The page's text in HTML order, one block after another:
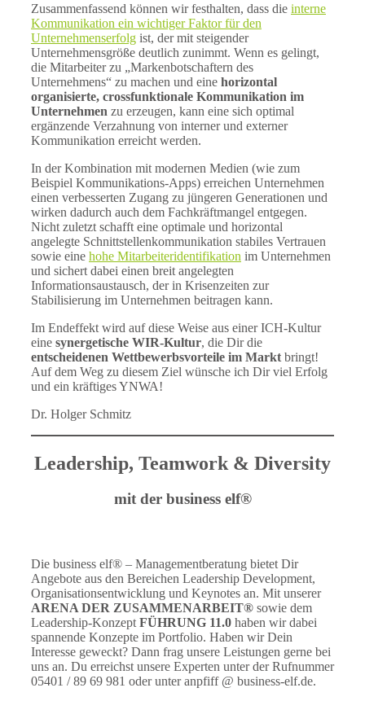
Zusammenfassend können wir festhalten, dass die interne
Kommunikation ein wichtiger Faktor für den
Unternehmenserfolg ist, der mit steigender
Unternehmensgröße deutlich zunimmt. Wenn es gelingt,
die Mitarbeiter zu „Markenbotschaftern des
Unternehmens“ zu machen und eine horizontal
organisierte, crossfunktionale Kommunikation im
Unternehmen zu erzeugen, kann eine sich optimal
ergänzende Verzahnung von interner und externer
Kommunikation erreicht werden.
In der Kombination mit modernen Medien (wie zum
Beispiel Kommunikations-Apps) erreichen Unternehmen
einen verbesserten Zugang zu jüngeren Generationen und
wirken dadurch auch dem Fachkräftmangel entgegen.
Nicht zuletzt schafft eine optimale und horizontal
angelegte Schnittstellenkommunikation stabiles Vertrauen
sowie eine hohe Mitarbeiteridentifikation im Unternehmen
und sichert dabei einen breit angelegten
Informationsaustausch, der in Krisenzeiten zur
Stabilisierung im Unternehmen beitragen kann.
Im Endeffekt wird auf diese Weise aus einer ICH-Kultur
eine synergetische WIR-Kultur, die Dir die
entscheidenen Wettbewerbsvorteile im Markt bringt!
Auf dem Weg zu diesem Ziel wünsche ich Dir viel Erfolg
und ein kräftiges YNWA!
Dr. Holger Schmitz
Leadership, Teamwork & Diversity
mit der business elf®
Die business elf® – Managementberatung bietet Dir
Angebote aus den Bereichen Leadership Development,
Organisationsentwicklung und Keynotes an. Mit unserer
ARENA DER ZUSAMMENARBEIT® sowie dem
Leadership-Konzept FÜHRUNG 11.0 haben wir dabei
spannende Konzepte im Portfolio. Haben wir Dein
Interesse geweckt? Dann frag unsere Leistungen gerne bei
uns an. Du erreichst unsere Experten unter der Rufnummer
05401 / 89 69 981 oder unter anpfiff @ business-elf.de.